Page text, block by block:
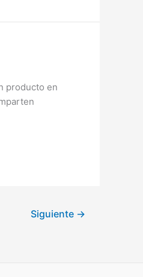
producto en
Siguiente →